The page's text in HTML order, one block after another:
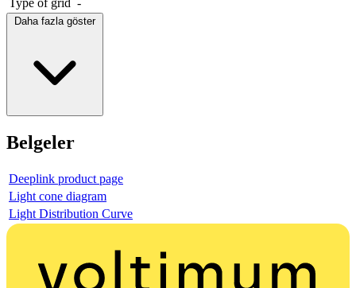
Daha fazla göster
Belgeler
Deeplink product page
Light cone diagram
Light Distribution Curve